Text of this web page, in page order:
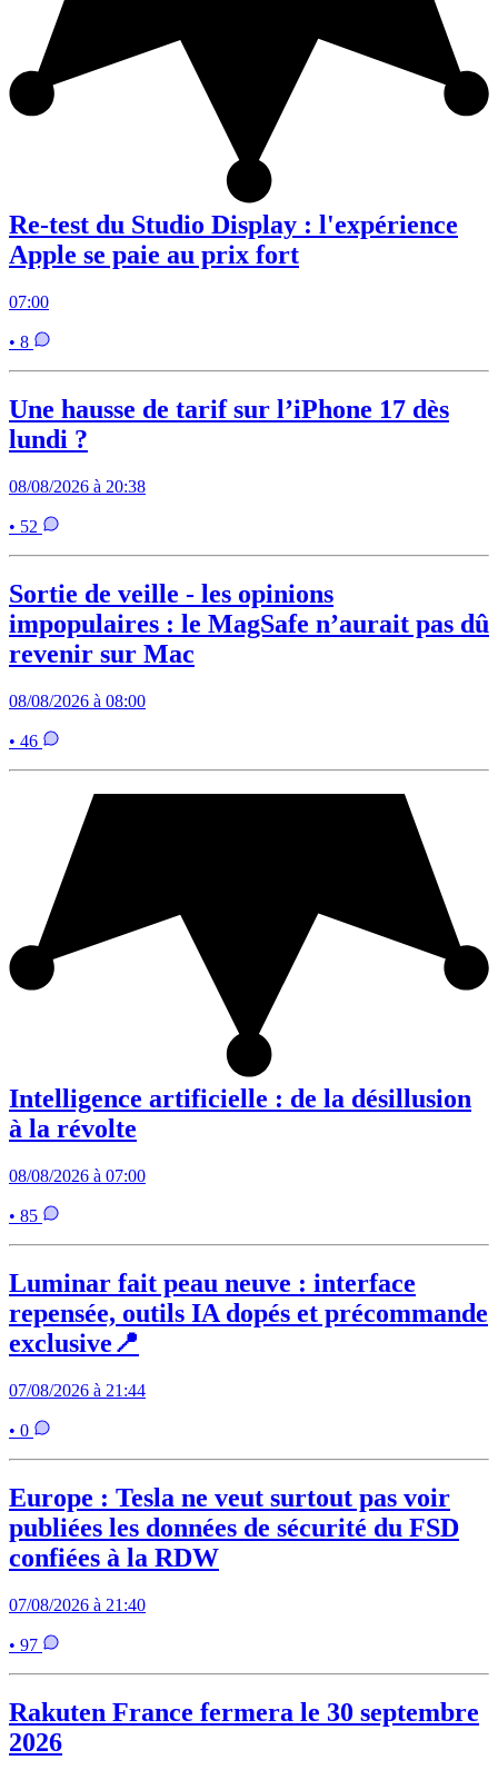
Re-test du Studio Display : l'expérience
Apple se paie au prix fort
07:00
• 8
Une hausse de tarif sur l’iPhone 17 dès
lundi ?
08/08/2026 à 20:38
• 52
Sortie de veille - les opinions
impopulaires : le MagSafe n’aurait pas dû
revenir sur Mac
08/08/2026 à 08:00
• 46
Intelligence artificielle : de la désillusion
à la révolte
08/08/2026 à 07:00
• 85
Luminar fait peau neuve : interface
repensée, outils IA dopés et précommande
exclusive📍
07/08/2026 à 21:44
• 0
Europe : Tesla ne veut surtout pas voir
publiées les données de sécurité du FSD
confiées à la RDW
07/08/2026 à 21:40
• 97
Rakuten France fermera le 30 septembre
2026